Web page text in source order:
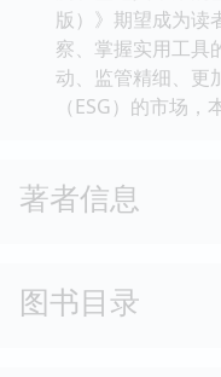
版）》期望成为读
察、掌握实用工具
动、监管精细、更
（ESG）的市场
著者信息
图书目录